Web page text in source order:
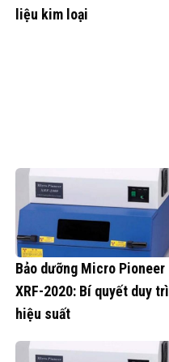
liệu kim loại
Bảo dưỡng Micro Pioneer
XRF-2020: Bí quyết duy trì
hiệu suất